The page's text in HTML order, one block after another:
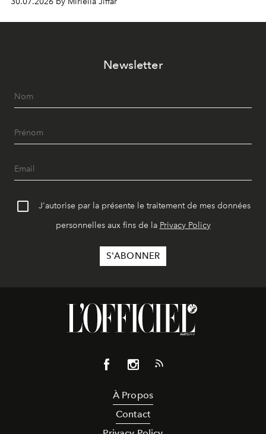
Newsletter
J'autorise par la présente le traitement de mes données
personnelles aux fins de la Privacy Policy
À Propos
Contact